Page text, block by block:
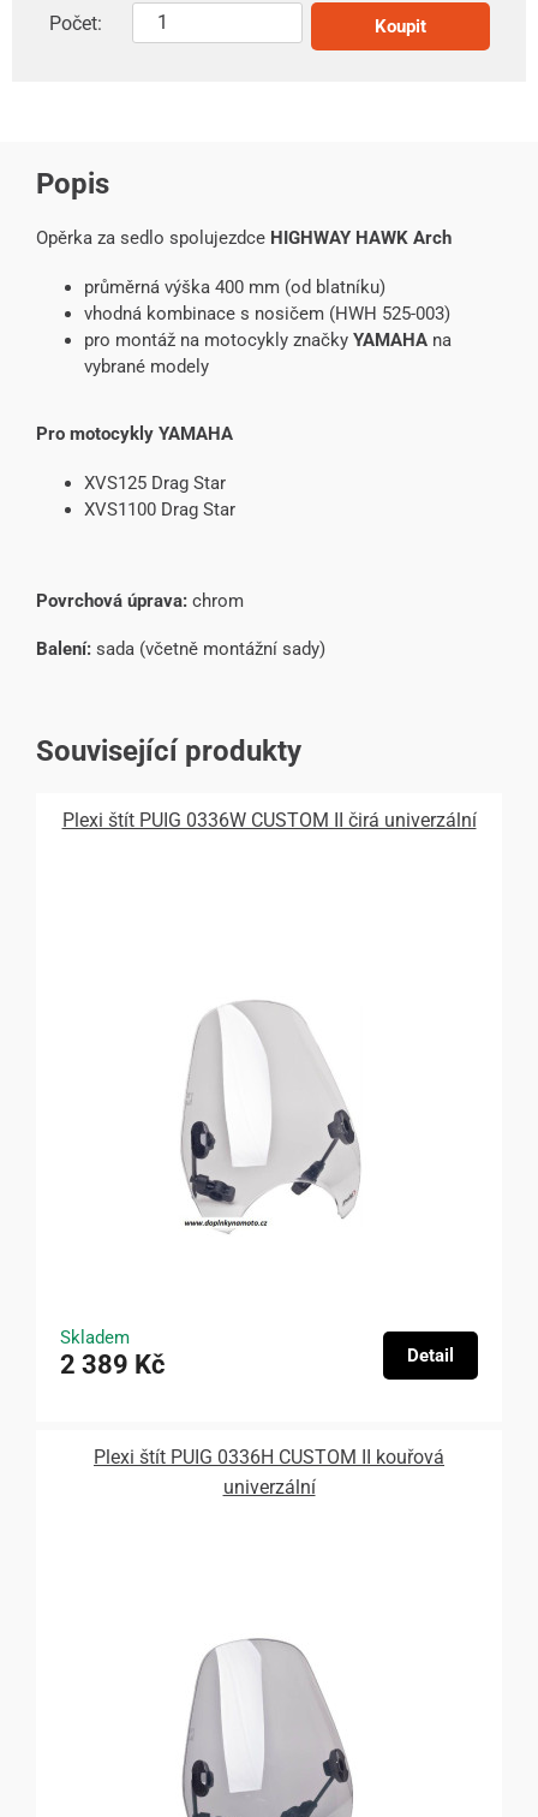
Počet: Koupit
Popis
Opěrka za sedlo spolujezdce HIGHWAY HAWK Arch
průměrná výška 400 mm (od blatníku)
vhodná kombinace s nosičem (HWH 525-003)
pro montáž na motocykly značky YAMAHA na
vybrané modely
Pro motocykly YAMAHA
XVS125 Drag Star
XVS1100 Drag Star
Povrchová úprava: chrom
Balení: sada (včetně montážní sady)
Související produkty
Plexi štít PUIG 0336W CUSTOM II čirá univerzální
Skladem
2 389 Kč Detail
Plexi štít PUIG 0336H CUSTOM II kouřová
univerzální